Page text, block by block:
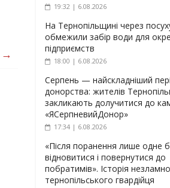
→
19:32 | 6.08.2026
На Тернопільщині через
обмежили забір води для
підприємств
18:00 | 6.08.2026
Серпень — найскладніший
донорства: жителів
закликають долучитися до
«ЯСерпневийДонор»
17:34 | 6.08.2026
«Після поранення лише одне
відновитися і повернутися до
побратимів». Історія
тернопільського гвардійця